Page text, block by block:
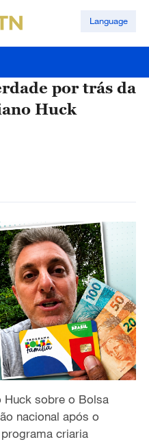
Language
por trás da
Huck
Huck sobre o Bolsa
nacional após o
criaria